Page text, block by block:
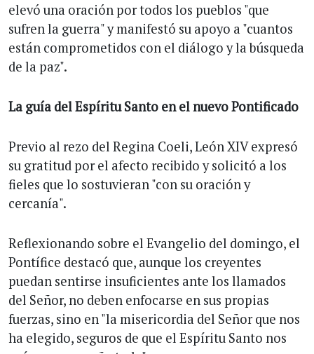
elevó una oración por todos los pueblos "que
sufren la guerra" y manifestó su apoyo a "cuantos
están comprometidos con el diálogo y la búsqueda
de la paz".
La guía del Espíritu Santo en el nuevo Pontificado
Previo al rezo del Regina Coeli, León XIV expresó
su gratitud por el afecto recibido y solicitó a los
fieles que lo sostuvieran "con su oración y
cercanía".
Reflexionando sobre el Evangelio del domingo, el
Pontífice destacó que, aunque los creyentes
puedan sentirse insuficientes ante los llamados
del Señor, no deben enfocarse en sus propias
fuerzas, sino en "la misericordia del Señor que nos
ha elegido, seguros de que el Espíritu Santo nos